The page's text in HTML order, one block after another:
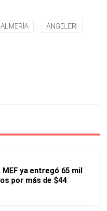
ALMERÍA ANGELERI
MEF ya entregó 65 mil
por más de $44